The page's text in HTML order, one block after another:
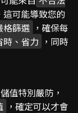
這可能導致您的
格篩選 ，確保每
時、省力 ，同時
值特別嚴防，
，確定可以才會